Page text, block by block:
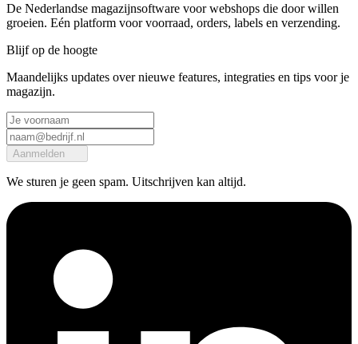
De Nederlandse magazijnsoftware voor webshops die door willen
groeien. Eén platform voor voorraad, orders, labels en verzending.
Blijf op de hoogte
Maandelijks updates over nieuwe features, integraties en tips voor je
magazijn.
Aanmelden
We sturen je geen spam. Uitschrijven kan altijd.